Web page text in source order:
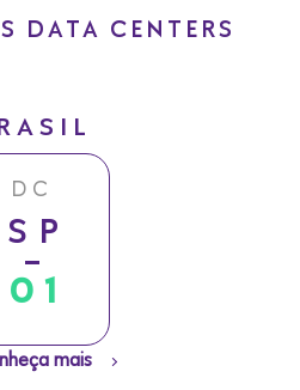
DATA CENTERS
DC
SP
01
mais